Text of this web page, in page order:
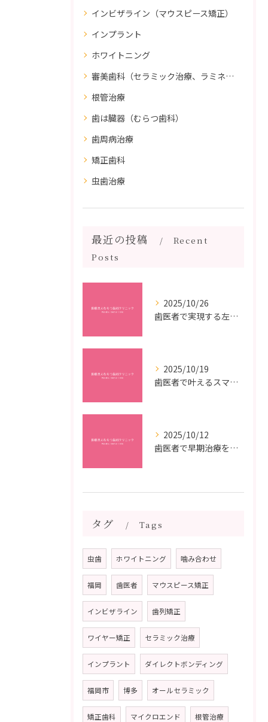
インビザライン（マウスピース矯正）
インプラント
ホワイトニング
審美歯科（セラミック治療、ラミネートべニア、ダイレクトボンディング）
根管治療
歯は臓器（むらつ歯科）
歯周病治療
矯正歯科
虫歯治療
最近の投稿
Recent
Posts
2025/10/26
歯医者で実現する左右対称治療のポイントと矯正治療選びの疑問解決ガイド
2025/10/19
歯医者で叶えるスマイルメイクオーバーなら福岡県福岡市博多区博多駅前の最新矯正治療解説
2025/10/12
歯医者で早期治療を受けるメリットと虫歯悪化を防ぐ最短ステップ
タグ Tags
虫歯 ホワイトニング 噛み合わせ
福岡 歯医者 マウスピース矯正
インビザライン 歯列矯正
ワイヤー矯正 セラミック治療
インプラント ダイレクトボンディング
福岡市 博多 オールセラミック
矯正歯科 マイクロエンド 根管治療